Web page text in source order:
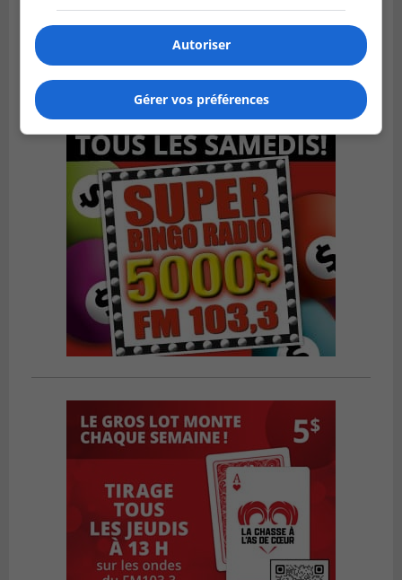
GREENFIELD PARK
Publié le 31 juillet 2026 à 16h45
Des firmes de Longueuil vont participer
aux méga-travaux de l’hôpital Charles-
Le Moyne
Autoriser
Gérer vos préférences